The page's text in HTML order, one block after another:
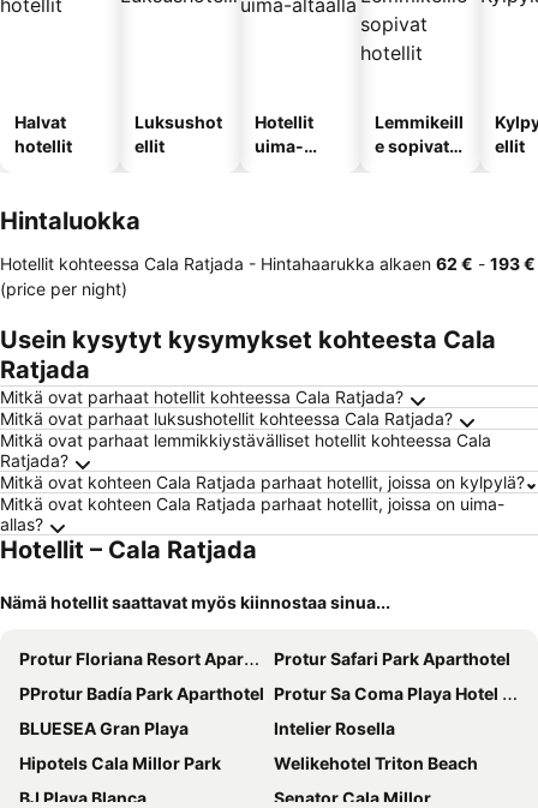
Halvat
hotellit
Luksushot
ellit
Hotellit
uima-
Lemmikeill
e sopivat
ellit
Hintaluokka
Hotellit kohteessa Cala Ratjada - Hintahaarukka alkaen ‎62 € - ‎193 €
(price per night)
Usein kysytyt kysymykset kohteesta Cala
Ratjada
Mitkä ovat parhaat hotellit kohteessa Cala Ratjada?
Mitkä ovat parhaat luksushotellit kohteessa Cala Ratjada?
Mitkä ovat parhaat lemmikkiystävälliset hotellit kohteessa Cala
Ratjada?
Mitkä ovat kohteen Cala Ratjada parhaat hotellit, joissa on kylpylä?
Mitkä ovat kohteen Cala Ratjada parhaat hotellit, joissa on uima-
allas?
Hotellit – Cala Ratjada
Nämä hotellit saattavat myös kiinnostaa sinua...
Protur Floriana Resort Aparthotel
Protur Safari Park Aparthotel
PProtur Badía Park Aparthotel Protur Sa Coma Playa Hotel & Spa
BLUESEA Gran Playa
Intelier Rosella
Hipotels Cala Millor Park
Welikehotel Triton Beach
BJ Playa Blanca
Senator Cala Millor